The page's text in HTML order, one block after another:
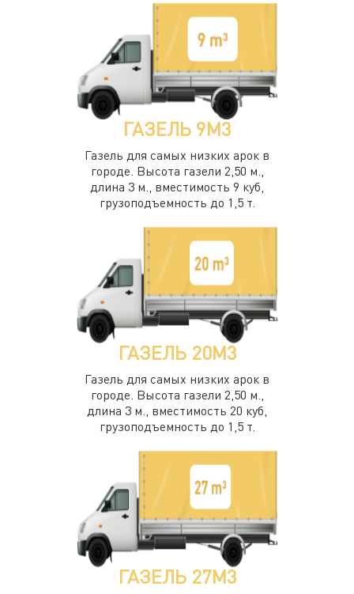
ГАЗЕЛЬ 9М3
Газель для самых низких арок в
городе. Высота газели 2,50 м.,
длина 3 м., вместимость 9 куб,
грузоподъемность до 1,5 т.
ГАЗЕЛЬ 20М3
Газель для самых низких арок в
городе. Высота газели 2,50 м.,
длина 3 м., вместимость 20 куб,
грузоподъемность до 1,5 т.
ГАЗЕЛЬ 27М3